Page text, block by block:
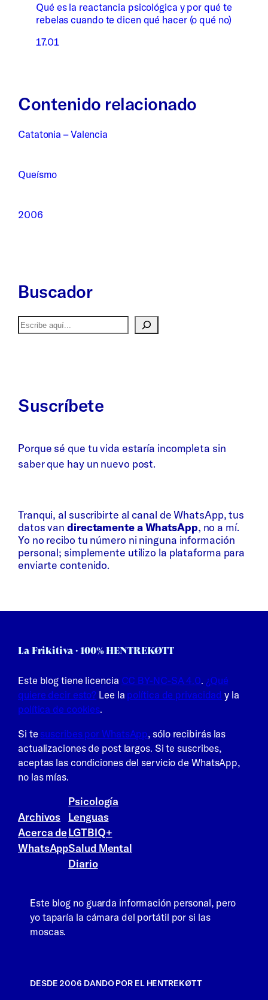
Qué es la reactancia psicológica y por qué te
rebelas cuando te dicen qué hacer (o qué no)
17.01
Contenido relacionado
Catatonia – Valencia
Queísmo
2006
Buscador
Buscar
Suscríbete
Porque sé que tu vida estaría incompleta sin
saber que hay un nuevo post.
Tranqui, al suscribirte al canal de WhatsApp, tus
datos vandirectamente a WhatsApp, no a mí.
Yo no recibo tu número ni ninguna información
personal; simplemente utilizo la plataforma para
enviarte contenido.
La Frikitiva · 100% HENTREKØTT
Este blog tiene licencia CC BY-NC-SA 4.0. ¿Qué
quiere decir esto? Lee la política de privacidad y la
política de cookies.
Si te suscribes por WhatsApp, sólo recibirás las
actualizaciones de post largos. Si te suscribes,
aceptas las condiciones del servicio de WhatsApp,
no las mías.
Archivos
Acerca de
WhatsApp
Psicología
Lenguas
LGTBIQ+
Salud Mental
Diario
Este blog no guarda información personal, pero
yo taparía la cámara del portátil por si las
moscas.
DESDE 2006 DANDO POR EL HENTREKØTT